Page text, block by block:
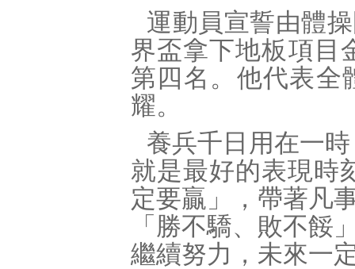
運動員宣誓由體
界盃拿下地板項目
第四名。他代表全
耀。
養兵千日用在一
就是最好的表現時
定要贏」，帶著凡
「勝不驕、敗不餒
繼續努力，未來一